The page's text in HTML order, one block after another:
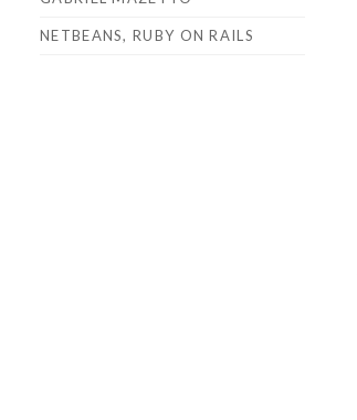
NETBEANS,RUBY ON RAILS